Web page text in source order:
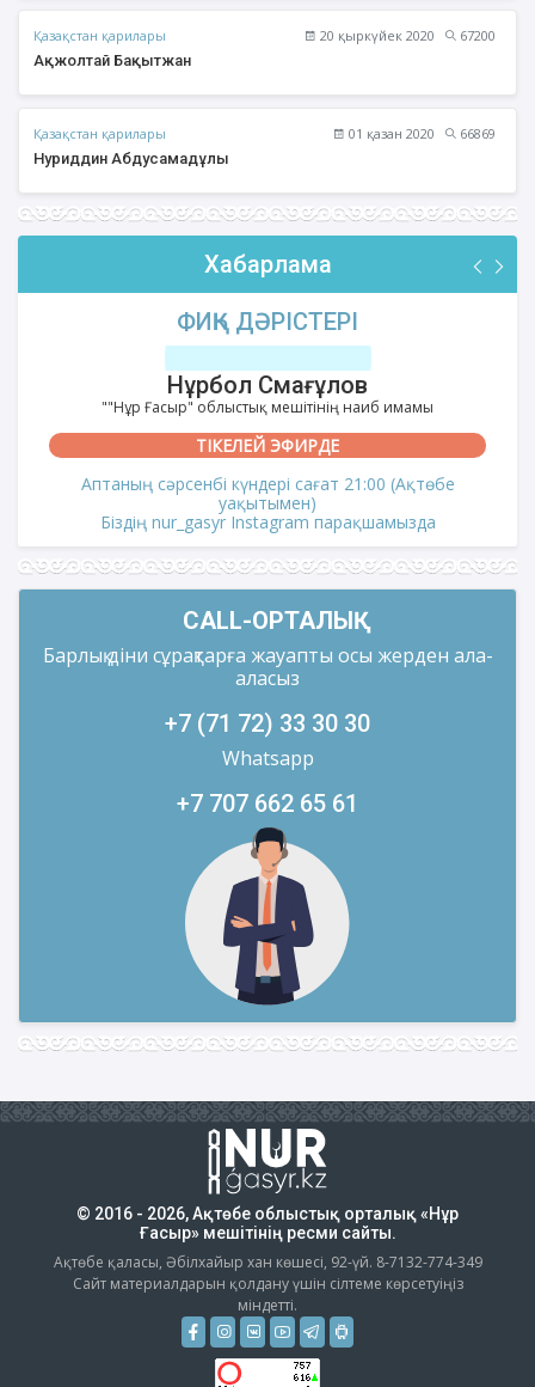
Қазақстан қарилары 20 қыркүйек 2020
67200
Ақжолтай Бақытжан
Қазақстан қарилары 01 қазан 2020
66869
Нуриддин Абдусамадұлы
Хабарлама
ФИҚҺ ДӘРІСТЕРІ
Нұрбол Смағұлов
""Нұр Ғасыр" облыстық мешітінің наиб имамы
ТІКЕЛЕЙ ЭФИРДЕ
Аптаның сәрсенбі күндері сағат 21:00 (Ақтөбе
уақытымен)
Біздің nur_gasyr Instagram парақшамызда
CALL-ОРТАЛЫҚ
Барлық діни сұрақтарға жауапты осы жерден ала-
аласыз
+7 (71 72) 33 30 30
Whatsapp
+7 707 662 65 61
© 2016 - 2026, Ақтөбе облыстық орталық «Нұр
Ғасыр» мешітінің ресми сайты.
Ақтөбе қаласы, Әбілхайыр хан көшесі, 92-үй. 8-7132-774-349
Сайт материалдарын қолдану үшін сілтеме көрсетуіңіз
міндетті.